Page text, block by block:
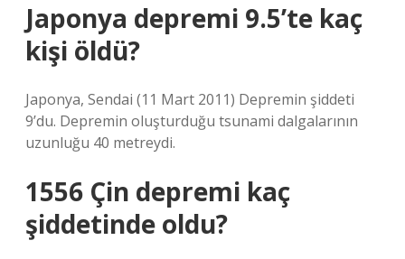
Japonya depremi 9.5’te kaç
kişi öldü?
Japonya, Sendai (11 Mart 2011) Depremin şiddeti
9’du. Depremin oluşturduğu tsunami dalgalarının
uzunluğu 40 metreydi.
1556 Çin depremi kaç
şiddetinde oldu?